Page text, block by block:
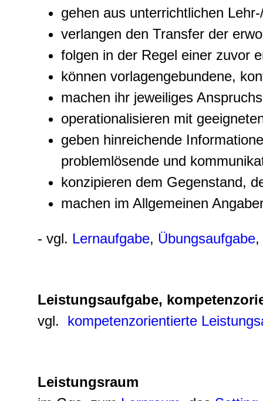
gehen aus unterrichtlichen
verlangen den Transfer der
folgen in der Regel einer zuvor
können vorlagengebundene,
machen ihr jeweiliges
operationalisieren mit
geben hinreichende
problemlösende und
konzipieren dem Gegenstand,
machen im Allgemeinen
- vgl. Lernaufgabe, Übungsaufgabe,
Leistungsaufgabe,
vgl. kompetenzorientierte
Leistungsraum